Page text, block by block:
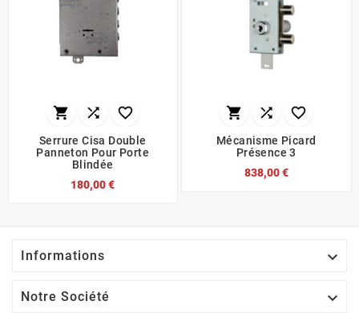
  
Serrure Cisa Double
Panneton Pour Porte
Blindée
180,00 €
  
Mécanisme Picard
Présence 3
838,00 €
Informations 
Notre Société 